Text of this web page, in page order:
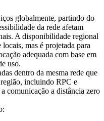
globalmente, partindo do
da rede afetam
A disponibilidade regional
mas é projetada para
adequada com base em
uso.
dentro da mesma rede que
incluindo RPC e
comunicação a distância zero